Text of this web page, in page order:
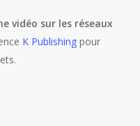
vidéo sur les réseaux
K Publishing pour